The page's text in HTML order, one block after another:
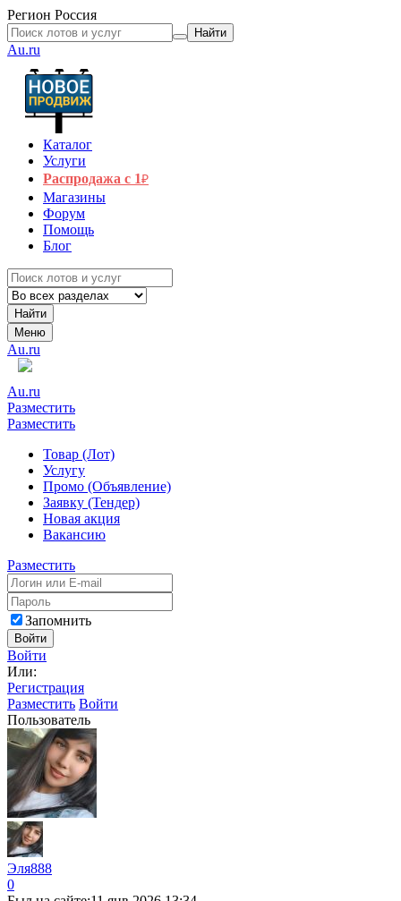
Регион Россия
Найти
Au.ru
Каталог
Услуги
Распродажа с 1₽
Магазины
Форум
Помощь
Блог
Найти
Меню
Au.ru
Au.ru
Разместить
Разместить
Товар (Лот)
Услугу
Промо (Объявление)
Заявку (Тендер)
Новая акция
Вакансию
Разместить
Запомнить
Войти
Войти
Или:
Регистрация
Разместить Войти
Пользователь
Эля888
0